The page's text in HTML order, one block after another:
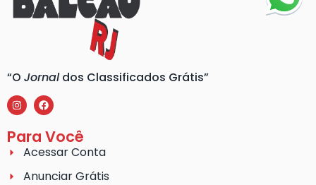
“O Jornaldos Classificados Grátis”
Para Você
Acessar Conta
Anunciar Grátis